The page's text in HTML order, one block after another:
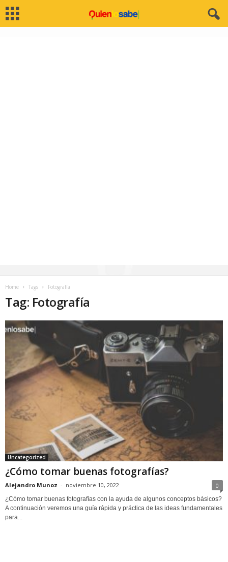
Home Tags Fotografía
Tag: Fotografía
Uncategorized
¿Cómo tomar buenas fotografías?
Alejandro Munoz - noviembre 10, 2022 0
¿Cómo tomar buenas fotografías con la ayuda de algunos conceptos básicos?
A continuación veremos una guía rápida y práctica de las ideas fundamentales
para...